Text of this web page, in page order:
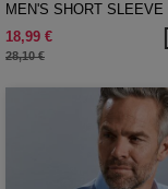
MEN'S SHORT
POLYCOTTON POPLIN
18,99 €
28,10 €